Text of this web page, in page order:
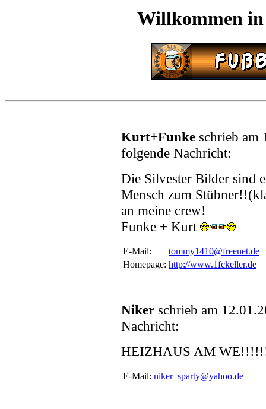
Willkommen
Kurt+Funke schrieb am
folgende Nachricht:
Die Silvester Bilder sind
Mensch zum
an meine crew!
Funke + Kurt
E-Mail:
tommy1410@freenet.de
Homepage: http://www.1fckeller.de
Niker schrieb am
Nachricht:
HEIZHAUS AM
E-Mail: niker_sparty@yahoo.de